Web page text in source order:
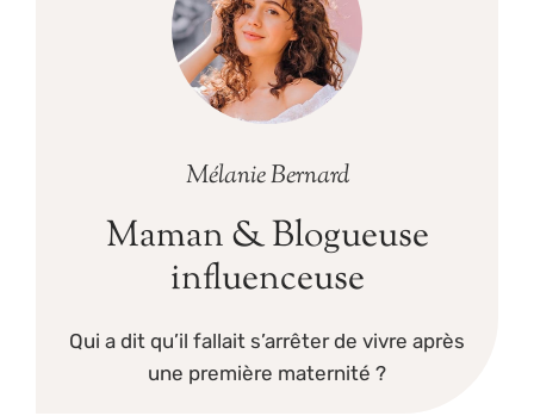
Mélanie Bernard
Maman & Blogueuse
influenceuse
Qui a dit qu’il fallait s’arrêter de vivre après
une première maternité ?